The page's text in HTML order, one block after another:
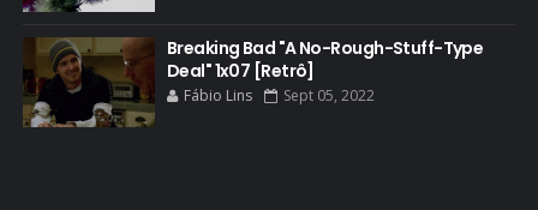
BOB ODENKIRK TV
BREAKING BAD ART PROJECT
BREAKING BAD HISTORY
BREAKING BAD DA VIDA REAL
Breaking Bad "A No-Rough-Stuff-Type
Deal" 1x07 [Retrô]
Fábio Lins Sept 05, 2022